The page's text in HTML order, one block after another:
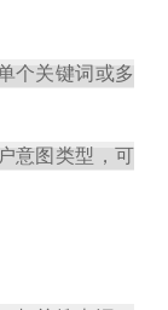
个关键词或多
意图类型，可